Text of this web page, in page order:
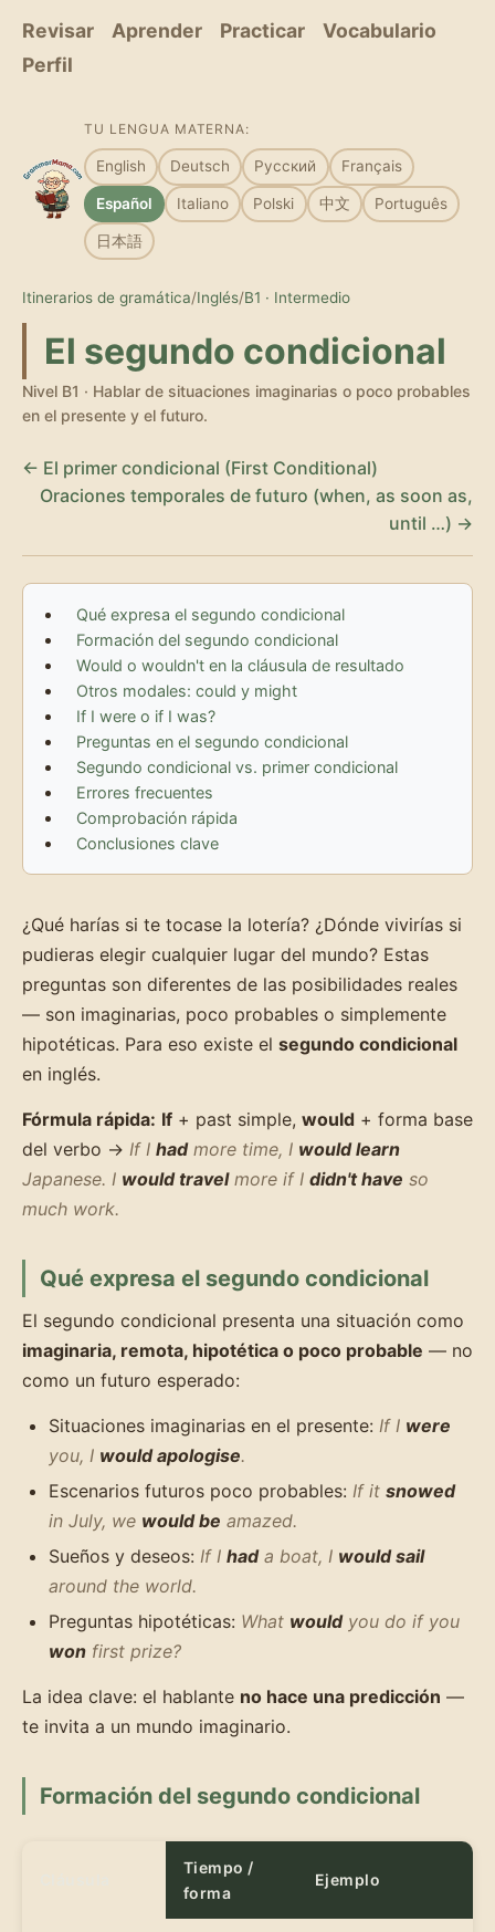
Revisar Aprender Practicar
Vocabulario
Perfil
TU LENGUA MATERNA:
English Deutsch Русский Français
Español Italiano Polski 中文 Português
日本語
Itinerarios de gramática/Inglés/B1 · Intermedio
El segundo condicional
Nivel B1 · Hablar de situaciones imaginarias o poco probables
en el presente y el futuro.
← El primer condicional (First Conditional)
Oraciones temporales de futuro (when, as soon as,
until …) →
Qué expresa el segundo condicional
Formación del segundo condicional
Would o wouldn't en la cláusula de resultado
Otros modales: could y might
If I were o if I was?
Preguntas en el segundo condicional
Segundo condicional vs. primer condicional
Errores frecuentes
Comprobación rápida
Conclusiones clave
¿Qué harías si te tocase la lotería? ¿Dónde vivirías si
pudieras elegir cualquier lugar del mundo? Estas
preguntas son diferentes de las posibilidades reales
— son imaginarias, poco probables o simplemente
hipotéticas. Para eso existe el segundo condicional
en inglés.
Fórmula rápida: If + past simple, would + forma base
del verbo → If I hadmore time, I would learn
Japanese. I would travelmore if I didn't have so
much work.
Qué expresa el segundo condicional
El segundo condicional presenta una situación como
imaginaria, remota, hipotética o poco probable — no
como un futuro esperado:
Situaciones imaginarias en el presente: If I were
you, I would apologise.
Escenarios futuros poco probables: If it snowed
in July, we would be amazed.
Sueños y deseos: If I hada boat, I would sail
around the world.
Preguntas hipotéticas: What wouldyou do if you
won first prize?
La idea clave: el hablante no hace una predicción —
te invita a un mundo imaginario.
Formación del segundo condicional
Tiempo /
forma
Ejemplo